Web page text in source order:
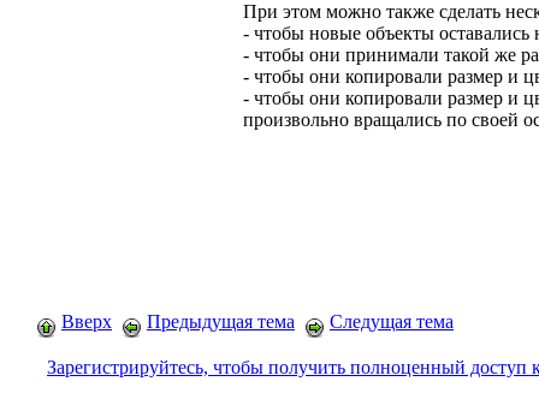
При этом можно также сделать
- чтобы новые объекты
- чтобы они принимали такой же
- чтобы они копировали размер и
- чтобы они копировали размер и
произвольно вращались по своей
Вверх Предыдущая тема Следущая тема
Зарегистрируйтесь, чтобы получить полноценный доступ